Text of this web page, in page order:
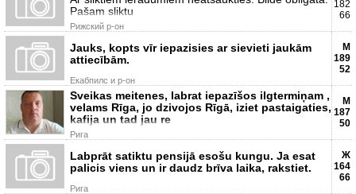
Pašam sliktu
Рижский р-он
182
66
Jauks, kopts vīr iepazisies ar sievieti jaukām
attiecībām.
Екабпилс и р-он
М
189
52
Sveikas meitenes, labrat iepazīšos ilgtermiņam ,
velams Rīga, jo dzivojos Rīgā, iziet pastaigaties,
kafija un tad jau re
Рига
М
187
50
Labprāt satiktu pensijā esošu kungu. Ja esat
palicis viens un ir daudz brīva laika, rakstiet.
Рига
Ж
164
66